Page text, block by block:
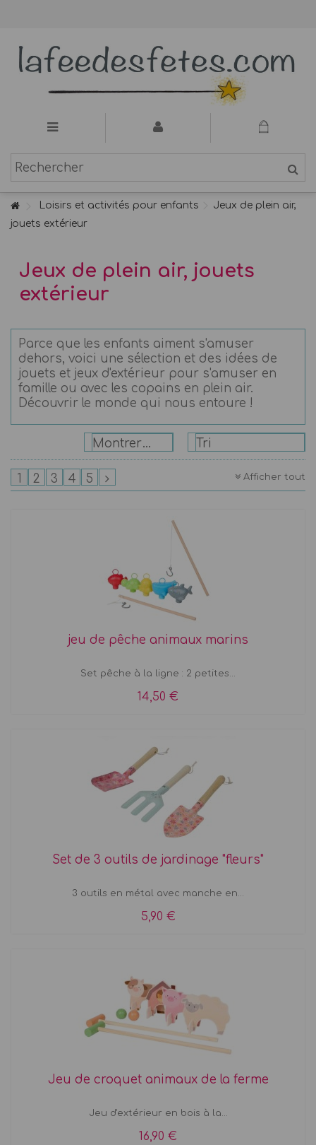
Loisirs et activités pour enfants
Jeux de plein air,
jouets extérieur
Jeux de plein air, jouets
extérieur
Parce que les enfants aiment s'amuser
dehors, voici une sélection et des idées de
jouets et jeux d'extérieur pour s'amuser en
famille ou avec les copains en plein air.
Découvrir le monde qui nous entoure !
Tri
Montrer: 24
Afficher tout
1 2 3 4 5
jeu de pêche animaux marins
Set pêche à la ligne : 2 petites...
14,50 €
Set de 3 outils de jardinage "fleurs"
3 outils en métal avec manche en...
5,90 €
Jeu de croquet animaux de la ferme
Jeu d'extérieur en bois à la...
16,90 €